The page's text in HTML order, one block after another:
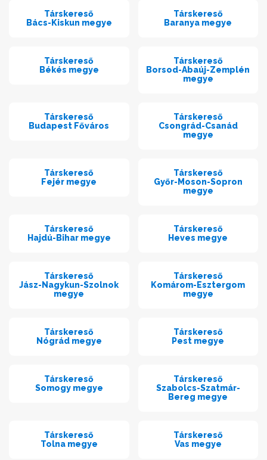
Társkereső
Bács-Kiskun megye
Társkereső
Baranya megye
Társkereső
Békés megye
Társkereső
Borsod-Abaúj-Zemplén
megye
Társkereső
Budapest Főváros
Társkereső
Csongrád-Csanád
megye
Társkereső
Fejér megye
Társkereső
Győr-Moson-Sopron
megye
Társkereső
Hajdú-Bihar megye
Társkereső
Heves megye
Társkereső
Jász-Nagykun-Szolnok
megye
Társkereső
Komárom-Esztergom
megye
Társkereső
Nógrád megye
Társkereső
Pest megye
Társkereső
Somogy megye
Társkereső
Szabolcs-Szatmár-
Bereg megye
Társkereső
Tolna megye
Társkereső
Vas megye